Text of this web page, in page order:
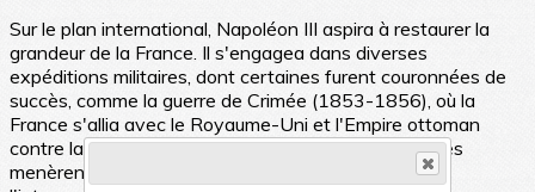
Sur le plan international, Napoléon III aspira à restaurer la
grandeur de la France. Il s'engagea dans diverses
expéditions militaires, dont certaines furent couronnées de
succès, comme la guerre de Crimée (1853-1856), où la
France s'allia avec le Royaume-Uni et l'Empire ottoman
contre la Russie. Cependant, ses ambitions impériales
menèrent également à des désastres, notamment